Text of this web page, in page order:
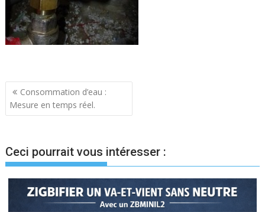
Navigation
de
Consommation d’eau :
Mesure en temps réel.
Ceci pourrait vous intéresser :